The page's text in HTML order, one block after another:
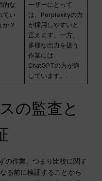
的な
てい
か？
ーザーにとって
は、Perplexityの方
が採用しやすいと
言えます。一方、
多様な出力を扱う
作業には、
ChatGPTの方が適
しています。.
の監査と
の作業、つまり比較に関す
る前に検証することから